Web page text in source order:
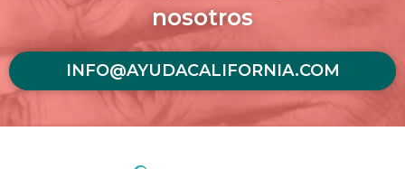
nosotros
INFO@AYUDACALIFORNIA.COM